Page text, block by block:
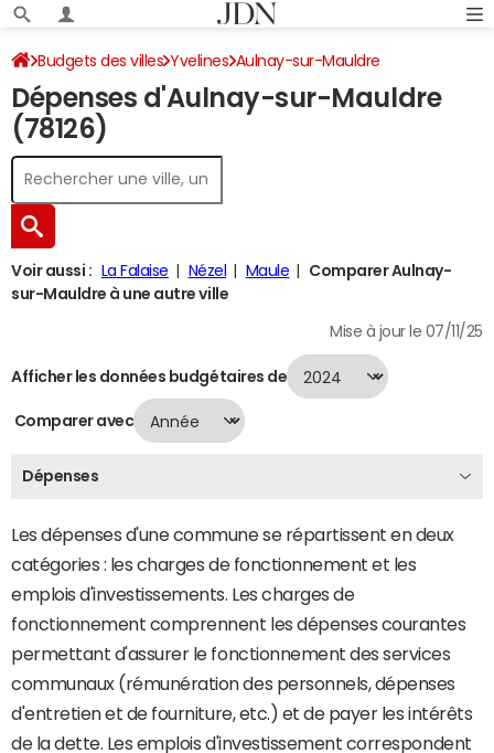
Budgets des villes Yvelines Aulnay-sur-Mauldre
Dépenses 2024
Dépenses d'Aulnay-sur-Mauldre
(78126)
Voir aussi : La Falaise Nézel Maule
Comparer Aulnay-
sur-Mauldre à une autre ville
Mise à jour le 07/11/25
Afficher les données budgétaires de
Comparer avec
Dépenses
Les dépenses d'une commune se répartissent en deux
catégories : les charges de fonctionnement et les
emplois d'investissements. Les charges de
fonctionnement comprennent les dépenses courantes
permettant d'assurer le fonctionnement des services
communaux (rémunération des personnels, dépenses
d'entretien et de fourniture, etc.) et de payer les intérêts
de la dette. Les emplois d'investissement correspondent